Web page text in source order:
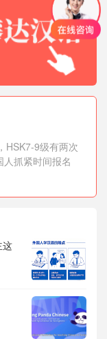
HSK7-9级有两次
抓紧时间报名
这